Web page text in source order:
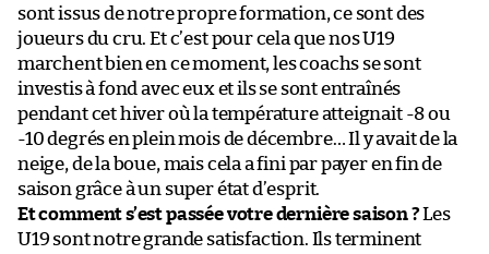
sont issus de notre propre formation, ce sont des
joueurs du cru. Et c’est pour cela que nos U19
marchent bien en ce moment, les coachs se sont
investis à fond avec eux et ils se sont entraînés
pendant cet hiver où la température atteignait -8 ou
-10 degrés en plein mois de décembre… Il y avait de la
neige, de la boue, mais cela a fini par payer en fin de
saison grâce à un super état d’esprit.
Et comment s’est passée votre dernière saison ?Les
U19 sont notre grande satisfaction. Ils terminent